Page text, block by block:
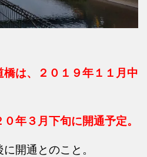
は、２０１９年１１月中
年３月下旬に開通予定。
開通とのこと。